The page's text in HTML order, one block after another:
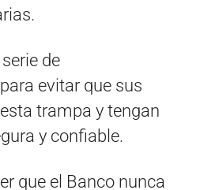
de
evitar que sus
trampa y tengan
y confiable.
que el Banco nunca